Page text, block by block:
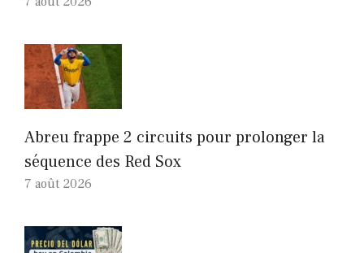
Abreu frappe 2 circuits pour prolonger la
séquence des Red Sox
7 août 2026